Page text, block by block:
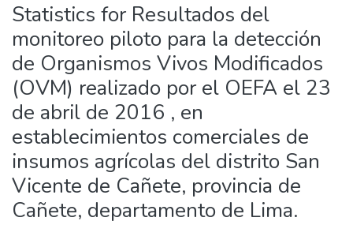
Estad. Externas
Guias ▾
Statistics for Resultados del
monitoreo piloto para la detección
de Organismos Vivos Modificados
(OVM) realizado por el OEFA el 23
de abril de 2016 , en
establecimientos comerciales de
insumos agrícolas del distrito San
Vicente de Cañete, provincia de
Cañete, departamento de Lima.